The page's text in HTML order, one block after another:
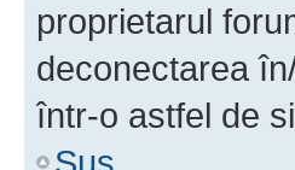
proprietarul
deconectarea
într-o astfel de